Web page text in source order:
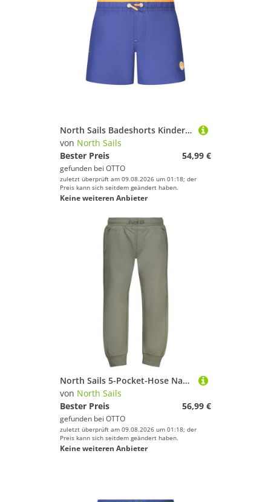
North Sails Badeshorts Kinder Bade-Boxershorts Blau – Komfort & Style für den Sommer
von North Sails
Bester Preis
54,99 €
gefunden bei OTTO
zuletzt überprüft am 09.08.2026 um 01:18; der
Preis kann sich seitdem geändert haben.
Keine weiteren Anbieter
North Sails 5-Pocket-Hose Nachhaltige grüne Kinder Sporthose - Warm, Funktional, Ocean Positive
von North Sails
Bester Preis
56,99 €
gefunden bei OTTO
zuletzt überprüft am 09.08.2026 um 01:18; der
Preis kann sich seitdem geändert haben.
Keine weiteren Anbieter